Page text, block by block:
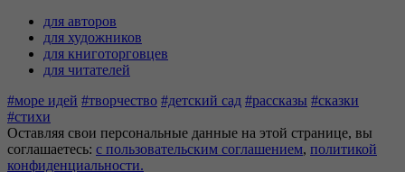
для авторов
для художников
для книготорговцев
для читателей
#море идей #творчество #детский сад #рассказы #сказки
#стихи
Оставляя свои персональные данные на этой странице, вы
соглашаетесь: c пользовательским соглашением, политикой
конфиденциальности.